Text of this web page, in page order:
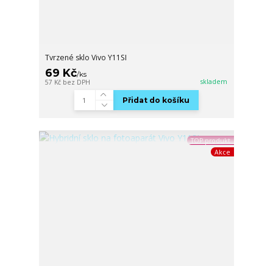
Tvrzené sklo Vivo Y11SI
69 Kč/ks
57 Kč bez DPH skladem
Přidat do košíku
TOP produkt
Akce